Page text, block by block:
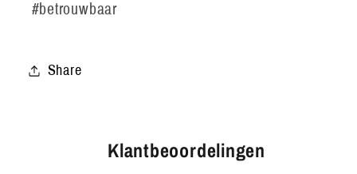
#betrouwbaar
Share
Klantbeoordelingen